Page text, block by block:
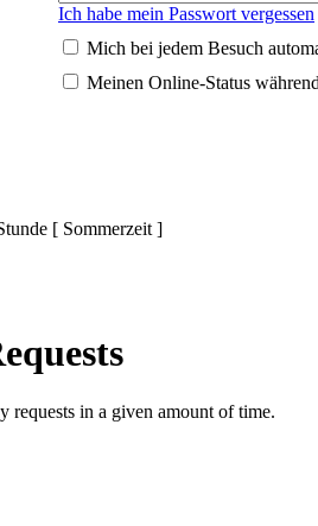
Ich habe mein Passwort vergessen
Mich bei jedem Besuch
Meinen Online-Status
[ Sommerzeit ]